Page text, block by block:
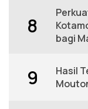
8
bagi
9
Hasil